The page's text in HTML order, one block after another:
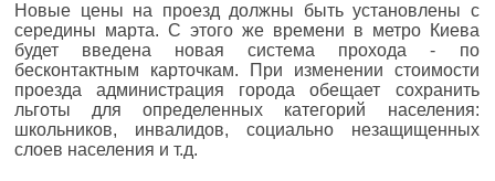
Новые цены на проезд должны быть установлены с
середины марта. С этого же времени в метро Киева
будет введена новая система прохода - по
бесконтактным карточкам. При изменении стоимости
проезда администрация города обещает сохранить
льготы для определенных категорий населения:
школьников, инвалидов, социально незащищенных
слоев населения и т.д.